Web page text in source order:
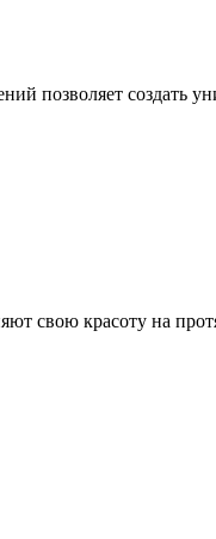
позволяет создать
свою красоту на